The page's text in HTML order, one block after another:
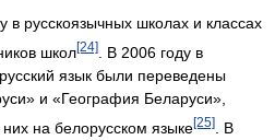
русскоязычных школах и классах
школ[24]
. В 2006 году в
язык были переведены
и «География Беларуси»,
на белорусском языке[25]
. В